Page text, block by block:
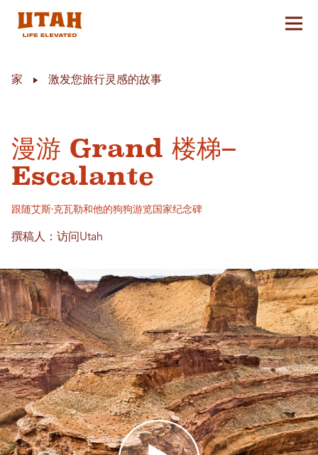
切换
家 激发您旅行灵感的故事
漫游 Grand 楼梯–
Escalante
跟随艾斯·克瓦勒和他的狗狗游览国家纪念碑
撰稿人：访问Utah